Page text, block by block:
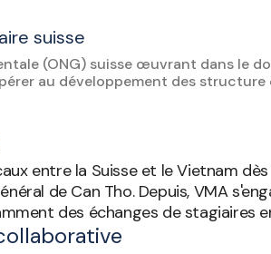
suisse
(ONG) suisse œuvrant dans le
au développement des
entre la Suisse et le Vietnam
de Can Tho. Depuis, VMA
des échanges de stagiaires